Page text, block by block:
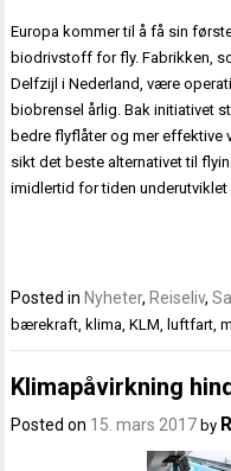
Europa kommer til å få sin
biodrivstoff for fly. Fabrikken,
Delfzijl i Nederland, være
biobrensel årlig. Bak initiativet
bedre flyflåter og mer effektive
sikt det beste alternativet til
imidlertid for tiden underutviklet
Posted in Nyheter, Reiseliv,
bærekraft klima ,KLM luftfart ,
Klimapåvirkning
Posted on 15. mars 2017 by